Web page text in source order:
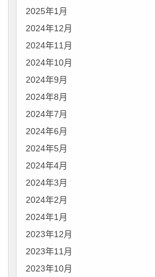
2025年1月
2024年12月
2024年11月
2024年10月
2024年9月
2024年8月
2024年7月
2024年6月
2024年5月
2024年4月
2024年3月
2024年2月
2024年1月
2023年12月
2023年11月
2023年10月